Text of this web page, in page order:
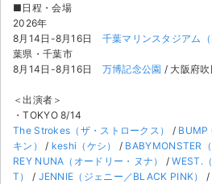
■日程・会場
2026年
8月14日-8月16日 千葉マリンスタジアム
葉県・千葉市
8月14日-8月16日 万博記念公園 / 大阪府
＜出演者＞
・TOKYO 8/14
The Strokes（ザ・ストロークス）
/ BUMP
キン）
/ keshi（ケシ） / BABYMONSTER
REY NUNA（オードリー・ヌナ）
/WEST.
T）
/ JENNIE（ジェニー／BLACK PINK） /